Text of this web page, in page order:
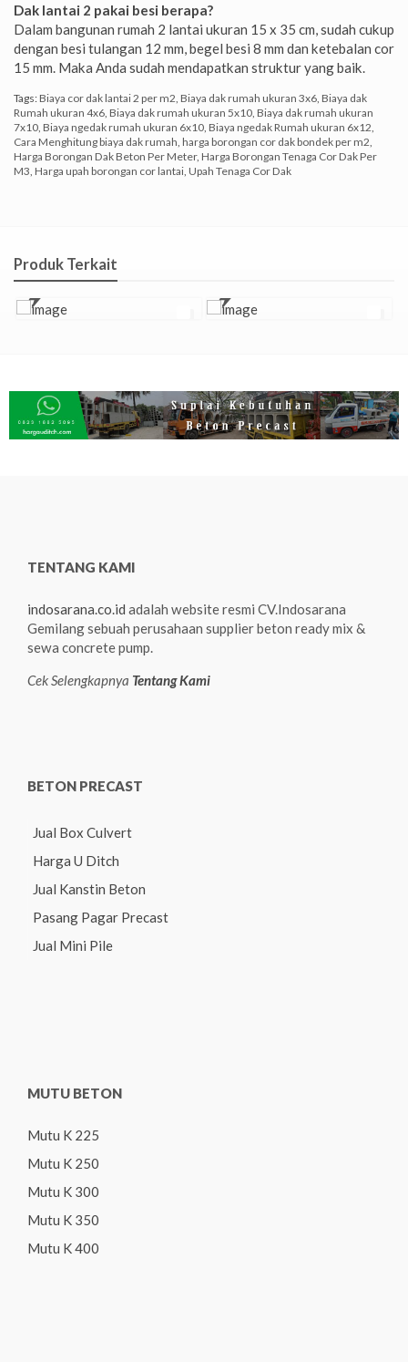
Dak lantai 2 pakai besi berapa?
Dalam bangunan rumah 2 lantai ukuran 15 x 35 cm, sudah cukup
dengan besi tulangan 12 mm, begel besi 8 mm dan ketebalan cor
15 mm. Maka Anda sudah mendapatkan struktur yang baik.
Tags:Biaya cor dak lantai 2 per m2, Biaya dak rumah ukuran 3x6, Biaya dak
Rumah ukuran 4x6, Biaya dak rumah ukuran 5x10, Biaya dak rumah ukuran
7x10, Biaya ngedak rumah ukuran 6x10, Biaya ngedak Rumah ukuran 6x12,
Cara Menghitung biaya dak rumah, harga borongan cor dak bondek per m2,
Harga Borongan Dak Beton Per Meter, Harga Borongan Tenaga Cor Dak Per
M3, Harga upah borongan cor lantai, Upah Tenaga Cor Dak
Produk Terkait
TENTANG KAMI
indosarana.co.id adalah website resmi CV.Indosarana
Gemilang sebuah perusahaan supplier beton ready mix &
sewa concrete pump.
Cek Selengkapnya Tentang Kami
BETON PRECAST
Jual Box Culvert
Harga U Ditch
Jual Kanstin Beton
Pasang Pagar Precast
Jual Mini Pile
MUTU BETON
Mutu K 225
Mutu K 250
Mutu K 300
Mutu K 350
Mutu K 400